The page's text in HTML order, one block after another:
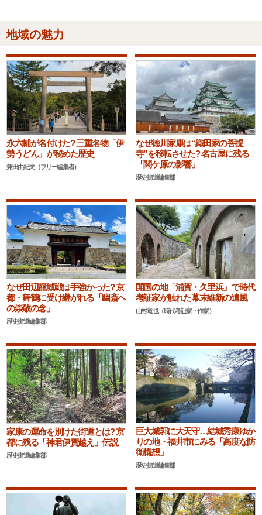
地域の魅力
永六輔が名付けた? 三重名物「伊
勢うどん」が秘めた歴史
兼田由紀夫（フリー編集者）
なぜ徳川家康は“織田家の菩提
寺”を移転させた? 名古屋に残る
「関ケ原の影響」
歴史街道編集部
なぜ田辺籠城戦は手強かった? 京
都・舞鶴に受け継がれる「幽斎へ
の崇敬の念」
歴史街道編集部
開国の地「浦賀・久里浜」で時代
考証家が触れた幕末維新の遺風
山村竜也（時代考証家・作家）
家康の運命を別けた街道とは? 京
都に残る「神君伊賀越え」伝説
歴史街道編集部
巨大城郭に大天守…結城秀康ゆか
りの地・福井市にみる「高度な防
衛構想」
歴史街道編集部